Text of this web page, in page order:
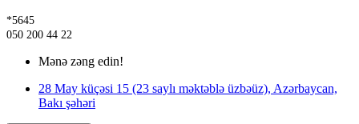
*5645
050 200 44 22
Mənə zəng edin!
28 May küçəsi 15 (23 saylı məktəblə üzbəüz), Azərbaycan,
Bakı şəhəri